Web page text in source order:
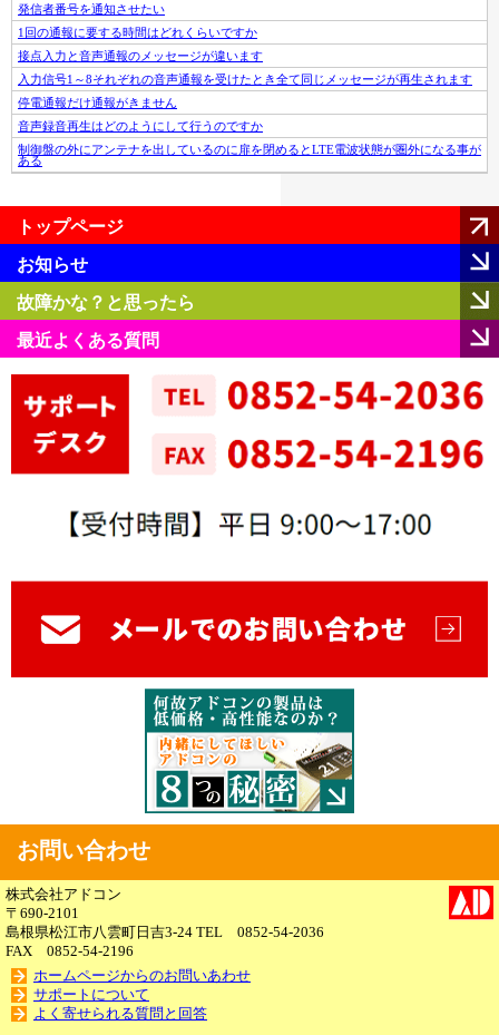
発信者番号を通知させたい
1回の通報に要する時間はどれくらいですか
接点入力と音声通報のメッセージが違います
入力信号1～8それぞれの音声通報を受けたとき全て同じメッセージが再生されます
停電通報だけ通報がきません
音声録音再生はどのようにして行うのですか
制御盤の外にアンテナを出しているのに扉を閉めるとLTE電波状態が圏外になる事が
ある
トップページ
お知らせ
故障かな？と思ったら
最近よくある質問
お問い合わせ
株式会社アドコン
〒690-2101
島根県松江市八雲町日吉3-24 TEL 0852-54-2036
FAX 0852-54-2196
ホームページからのお問いあわせ
サポートについて
よく寄せられる質問と回答